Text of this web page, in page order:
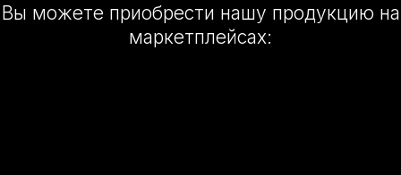
Вы можете приобрести нашу продукцию на
маркетплейсах: